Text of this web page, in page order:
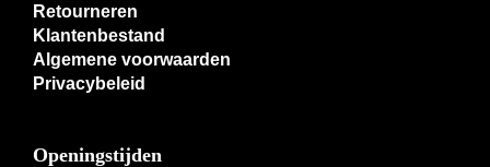
Retourneren
Klantenbestand
Algemene voorwaarden
Privacybeleid
Openingstijden